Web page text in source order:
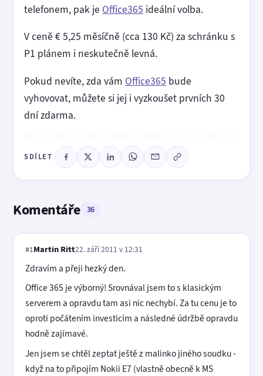
telefonem, pak je Office365 ideální volba.
V ceně € 5,25 měsíčně (cca 130 Kč) za schránku s
P1 plánem i neskutečně levná.
Pokud nevíte, zda vám Office365 bude
vyhovovat, můžete si jej i vyzkoušet prvních 30
dní zdarma.
SDÍLET
Komentáře 36
#1Martin Ritt22. září 2011 v 12:31
Zdravím a přeji hezký den.
Office 365 je výborný! Srovnával jsem to s klasickým
serverem a opravdu tam asi nic nechybí. Za tu cenu je to
oproti počátením investicím a následné údržbě opravdu
hodně zajímavé.
Jen jsem se chtěl zeptat ještě z malinko jiného soudku -
když na to připojím Nokii E7 (vlastně obecně k MS